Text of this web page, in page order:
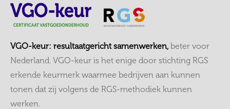
VGO-keur: resultaatgericht samenwerken, beter voor
Nederland. VGO-keur is het enige door stichting RGS
erkende keurmerk waarmee bedrijven aan kunnen
tonen dat zij volgens de RGS-methodiek kunnen
werken.